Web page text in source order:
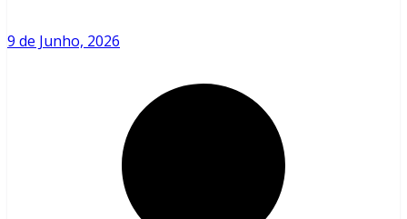
9 de Junho, 2026